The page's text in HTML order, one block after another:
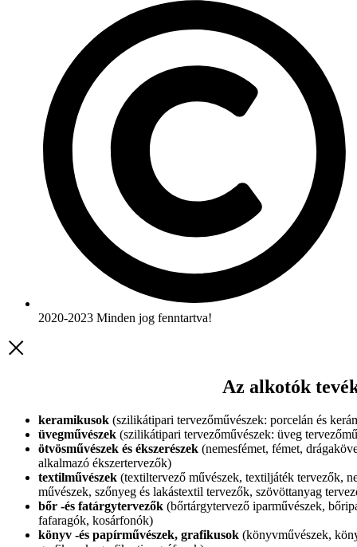
2020-2023 Minden jog fenntartva!
Az alkotók
keramikusok (szilikátipari tervezőművészek: porcelán és
üvegművészek (szilikátipari tervezőművészek: üveg
ötvösművészek és ékszerészek (nemesfémet, fémet,
alkalmazó ékszertervezők)
textilművészek (textiltervező művészek, textiljáték tervezők,
művészek, szőnyeg és lakástextil tervezők, szövöttanyag
bőr -és fatárgytervezők (bőrtárgytervező iparművészek,
fafaragók, kosárfonók)
könyv -és papírművészek, grafikusok (könyvművészek,